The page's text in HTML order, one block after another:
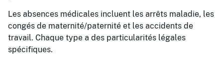
Les absences médicales incluent les arrêts maladie, les
congés de maternité/paternité et les accidents de
travail. Chaque type a des particularités légales
spécifiques.